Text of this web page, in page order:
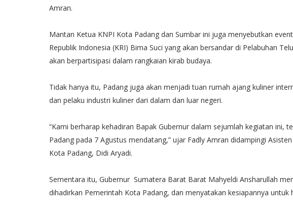
Amran.
Mantan Ketua KNPI Kota Padang dan Sumbar ini juga menyebutkan
Republik Indonesia (KRI) Bima Suci yang akan bersandar di Pelabuhan
akan berpartisipasi dalam rangkaian kirab budaya.
Tidak hanya itu, Padang juga akan menjadi tuan rumah ajang kuliner
dan pelaku industri kuliner dari dalam dan luar negeri.
“Kami berharap kehadiran Bapak Gubernur dalam sejumlah kegiatan ini,
Padang pada 7 Agustus mendatang,” ujar Fadly Amran didampingi
Kota Padang, Didi Aryadi.
Sementara itu, Gubernur Sumatera Barat Barat Mahyeldi Ansharullah
dihadirkan Pemerintah Kota Padang, dan menyatakan kesiapannya untuk